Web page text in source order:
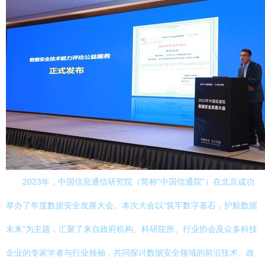
2023年，中国信息通信研究院（简称“中国信通院”）在北京成功
举办了年度数据安全发展大会。本次大会以“筑牢数字基石，护航数据
未来”为主题，汇聚了来自政府机构、科研院所、行业协会及众多科技
企业的专家学者与行业领袖，共同探讨数据安全领域的前沿技术、政